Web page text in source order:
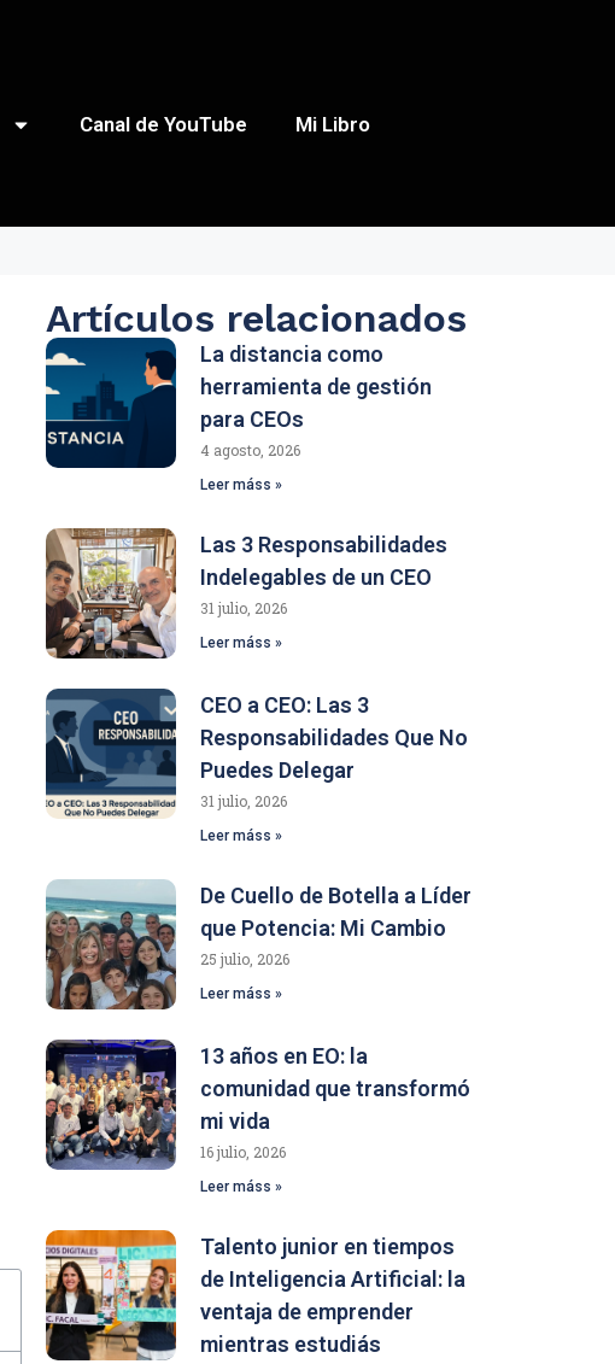
Canal de YouTube Mi Libro
Artículos relacionados
La distancia como
herramienta de gestión
para CEOs
4 agosto, 2026
Leer máss »
Las 3 Responsabilidades
Indelegables de un CEO
31 julio, 2026
Leer máss »
CEO a CEO: Las 3
Responsabilidades Que No
Puedes Delegar
31 julio, 2026
Leer máss »
De Cuello de Botella a Líder
que Potencia: Mi Cambio
25 julio, 2026
Leer máss »
13 años en EO: la
comunidad que transformó
mi vida
16 julio, 2026
Leer máss »
Talento junior en tiempos
de Inteligencia Artificial: la
ventaja de emprender
mientras estudiás